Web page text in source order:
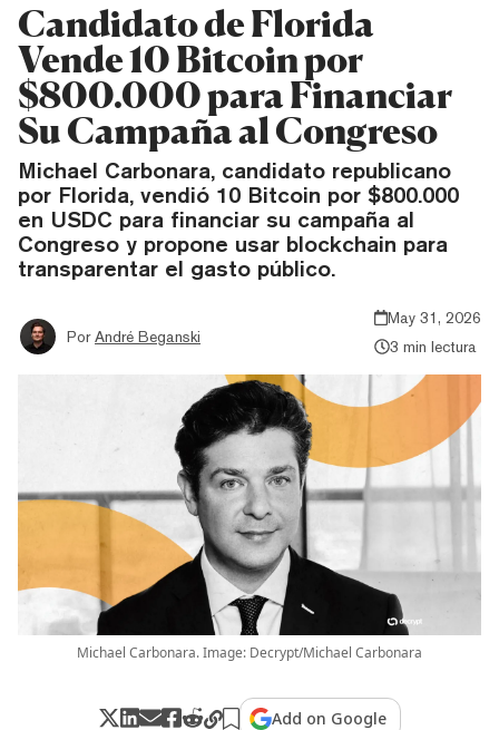
Candidato de Florida
Vende 10 Bitcoin por
$800.000 para Financiar
Su Campaña al Congreso
Michael Carbonara, candidato republicano
por Florida, vendió 10 Bitcoin por $800.000
en USDC para financiar su campaña al
Congreso y propone usar blockchain para
transparentar el gasto público.
Por André Beganski
May 31, 2026
3 min lectura
Michael Carbonara. Image: Decrypt/Michael Carbonara
Add on Google